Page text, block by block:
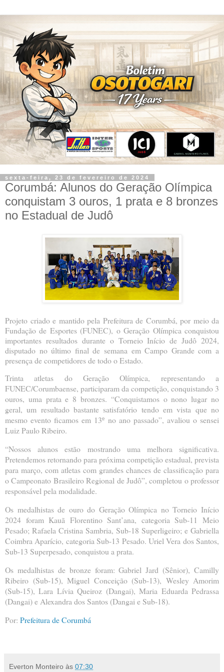
sexta-feira, 23 de fevereiro de 2024
Corumbá: Alunos do Geração Olímpica
conquistam 3 ouros, 1 prata e 8 bronzes
no Estadual de Judô
Projeto criado e mantido pela Prefeitura de Corumbá, por meio da
Fundação de Esportes (FUNEC), o Geração Olímpica conquistou
importantes resultados durante o Torneio Início de Judô 2024,
disputado no último final de semana em Campo Grande com a
presença de competidores de todo o Estado.
Trinta atletas do Geração Olímpica, representando a
FUNEC/Corumbaense, participaram da competição, conquistando 3
ouros, uma prata e 8 bronzes. “Conquistamos o nono lugar no
geral, um resultado bastante satisfatório tendo em vista que no
mesmo evento ficamos em 13º no ano passado”, avaliou o sensei
Luiz Paulo Ribeiro.
“Nossos alunos estão mostrando uma melhora significativa.
Pretendemos retornando para próxima competição estadual, prevista
para março, com atletas com grandes chances de classificação para
o Campeonato Brasileiro Regional de Judô”, completou o professor
responsável pela modalidade.
Os medalhistas de ouro do Geração Olímpica no Torneio Início
2024 foram Kauã Florentino Sant’ana, categoria Sub-11 Meio
Pesado; Rafaela Cristina Sambria, Sub-18 Superligeiro; e Gabriella
Coimbra Aparício, categoria Sub-13 Pesado. Uriel Vera dos Santos,
Sub-13 Superpesado, conquistou a prata.
Os medalhistas de bronze foram: Gabriel Jard (Sênior), Camilly
Ribeiro (Sub-15), Miguel Conceição (Sub-13), Wesley Amorim
(Sub-15), Lara Lívia Queiroz (Dangai), Maria Eduarda Pedrassa
(Dangai) e Alexandra dos Santos (Dangai e Sub-18).
Por: Prefeitura de Corumbá
Everton Monteiro às 07:30